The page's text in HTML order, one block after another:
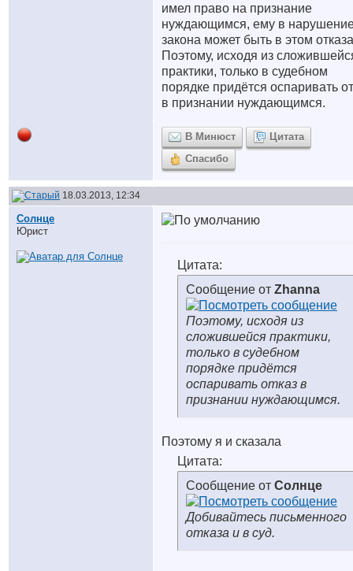
имел право на признание
нуждающимся, ему в
закона может быть в этом
Поэтому, исходя из
практики, только в судебном
порядке придётся оспаривать
в признании нуждающимся.
В Минюст
Цитата
Спасибо
18.03.2013, 12:34
Солнце
Юрист
Цитата:
Сообщение от Zhanna
Поэтому, исходя из
сложившейся практики,
только в судебном
порядке придётся
оспаривать отказ в
признании нуждающимся.
Поэтому я и сказала
Цитата:
Сообщение от Солнце
Добивайтесь письменного
отказа и в суд.